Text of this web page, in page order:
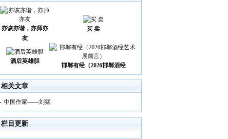
亦诙亦谐，亦师亦
友
买 卖
酒后英雄胆
邯郸有经（2026邯郸酒经
相关文章
中国作家——刘猛
栏目更新